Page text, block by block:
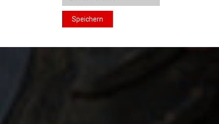
Speichern